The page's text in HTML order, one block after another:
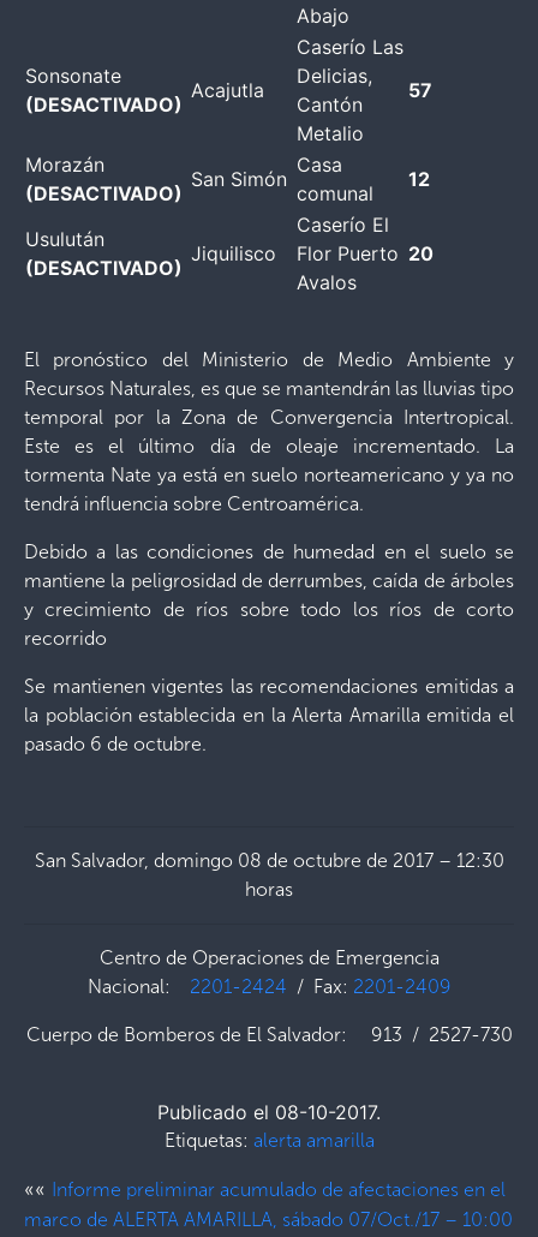
Abajo
Sonsonate
(DESACTIVADO)
Acajutla
Caserío Las
Delicias,
Cantón
Metalio
57
Morazán
(DESACTIVADO)
San Simón
Casa
comunal
12
Usulután
(DESACTIVADO)
Jiquilisco
Caserío El
Flor Puerto
Avalos
20
El pronóstico del Ministerio de Medio Ambiente y
Recursos Naturales, es que se mantendrán las lluvias tipo
temporal por la Zona de Convergencia Intertropical.
Este es el último día de oleaje incrementado. La
tormenta Nate ya está en suelo norteamericano y ya no
tendrá influencia sobre Centroamérica.
Debido a las condiciones de humedad en el suelo se
mantiene la peligrosidad de derrumbes, caída de árboles
y crecimiento de ríos sobre todo los ríos de corto
recorrido
Se mantienen vigentes las recomendaciones emitidas a
la población establecida en la Alerta Amarilla emitida el
pasado 6 de octubre.
San Salvador, domingo 08 de octubre de 2017 – 12:30
horas
Centro de Operaciones de Emergencia
Nacional: 2201-2424 / Fax: 2201-2409
Cuerpo de Bomberos de El Salvador: 913 / 2527-730
Publicado el 08-10-2017.
Etiquetas: alerta amarilla
«« Informe preliminar acumulado de afectaciones en el
marco de ALERTA AMARILLA, sábado 07/Oct./17 – 10:00